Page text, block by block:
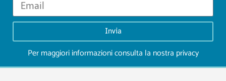
Invia
Per maggiori informazioni consulta la nostra privacy